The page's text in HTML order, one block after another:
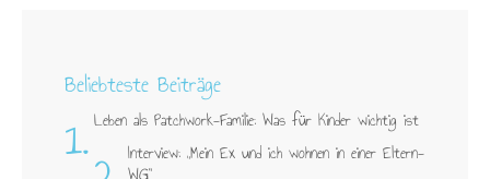
Beliebteste Beiträge
1. Leben als Patchwork-Familie: Was für Kinder wichtig ist
Interview: „Mein Ex und ich wohnen in einer Eltern-